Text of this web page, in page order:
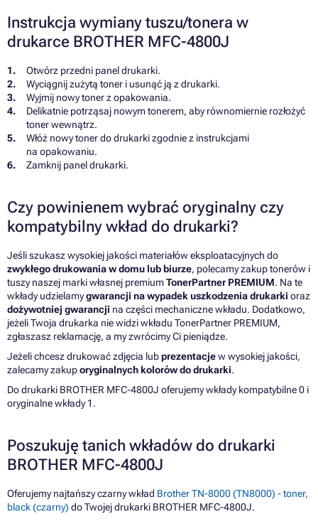
Instrukcja wymiany tuszu/tonera w
drukarce BROTHER MFC-4800J
Otwórz przedni panel drukarki.
Wyciągnij zużytą toner i usunąć ją z drukarki.
Wyjmij nowy toner z opakowania.
Delikatnie potrząsaj nowym tonerem, aby równomiernie rozłożyć
toner wewnątrz.
Włóż nowy toner do drukarki zgodnie z instrukcjami
na opakowaniu.
Zamknij panel drukarki.
Czy powinienem wybrać oryginalny czy
kompatybilny wkład do drukarki?
Jeśli szukasz wysokiej jakości materiałów eksploatacyjnych do
zwykłego drukowania w domu lub biurze, polecamy zakup tonerów i
tuszy naszej marki własnej premiumTonerPartner PREMIUM. Na te
wkłady udzielamygwarancji na wypadek uszkodzenia drukarki oraz
dożywotniej gwarancji na części mechaniczne wkładu. Dodatkowo,
jeżeli Twoja drukarka nie widzi wkładu TonerPartner PREMIUM,
zgłaszasz reklamację, a my zwrócimy Ci pieniądze.
Jeżeli chcesz drukować zdjęcia lubprezentacjew wysokiej jakości,
zalecamy zakuporyginalnych kolorów do drukarki.
Do drukarki BROTHER MFC-4800J oferujemy wkłady kompatybilne 0 i
oryginalne wkłady 1.
Poszukuję tanich wkładów do drukarki
BROTHER MFC-4800J
Oferujemy najtańszy czarny wkład Brother TN-8000 (TN8000) - toner,
black (czarny) do Twojej drukarki BROTHER MFC-4800J.